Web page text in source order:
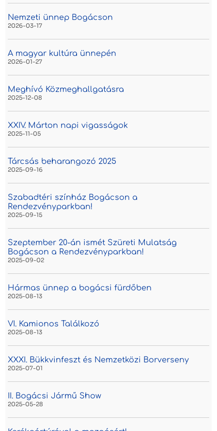
Nemzeti ünnep Bogácson
2026-03-17
A magyar kultúra ünnepén
2026-01-27
Meghívó Közmeghallgatásra
2025-12-08
XXIV. Márton napi vigasságok
2025-11-05
Tárcsás beharangozó 2025
2025-09-16
Szabadtéri színház Bogácson a
Rendezvényparkban!
2025-09-15
Szeptember 20-án ismét Szüreti Mulatság
Bogácson a Rendezvényparkban!
2025-09-02
Hármas ünnep a bogácsi fürdőben
2025-08-13
VI. Kamionos Találkozó
2025-08-13
XXXI. Bükkvinfeszt és Nemzetközi Borverseny
2025-07-01
II. Bogácsi Jármű Show
2025-05-28